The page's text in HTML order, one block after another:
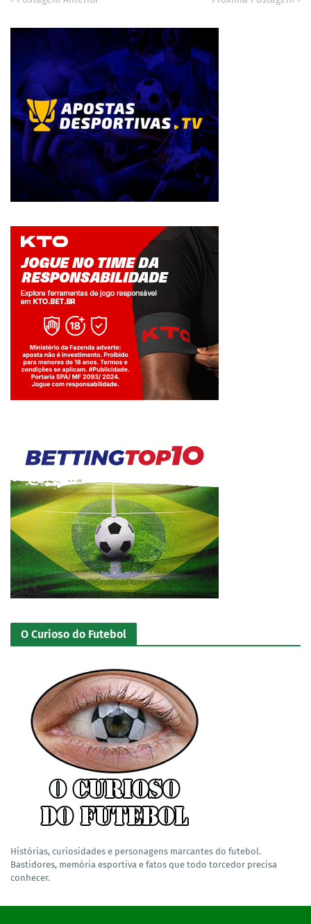
Jogue com responsabilidade. 18+
O Curioso do Futebol
Histórias, curiosidades e personagens marcantes do futebol.
Bastidores, memória esportiva e fatos que todo torcedor precisa
conhecer.